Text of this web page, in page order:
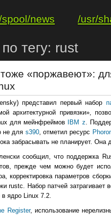
spool/news /usr/
тегу: rust
«поржавеют»:
представил первый набор
архитектурной привязки»,
для мейнфреймов
IBM z.
не для s390, отметил ресурс
забрасывать не планирует. Она
сообщил, что поддержка
прежде чем можно будет
корректировка параметров
rustc. Набор патчей затрагивает
ядро Linux 7.2.
Register, использование